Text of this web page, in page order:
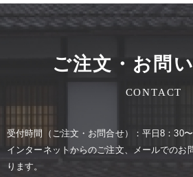
ご注文・お問
CONTACT
受付時間（ご注⽂・お問合せ）：平⽇8：30
インターネットからのご注⽂、メールでのお
ります。